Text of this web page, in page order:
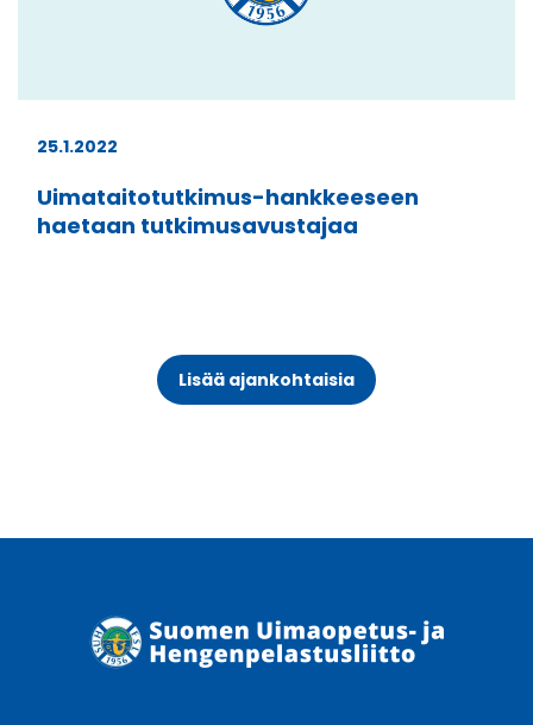
25.1.2022
Uimataitotutkimus-hankkeeseen
haetaan tutkimusavustajaa
Lisää ajankohtaisia